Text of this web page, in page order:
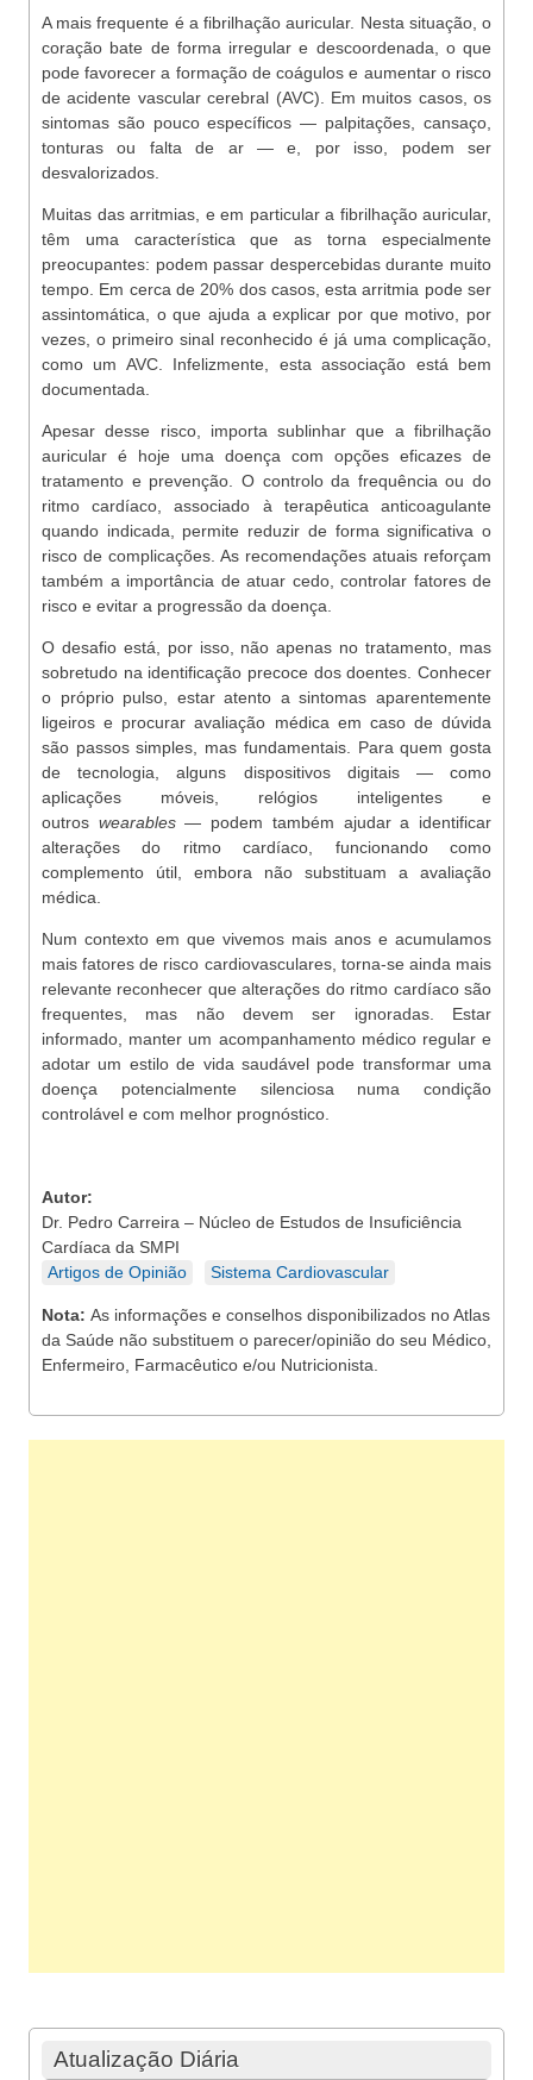
A mais frequente é a fibrilhação auricular. Nesta situação, o
coração bate de forma irregular e descoordenada, o que
pode favorecer a formação de coágulos e aumentar o risco
de acidente vascular cerebral (AVC). Em muitos casos, os
sintomas são pouco específicos — palpitações, cansaço,
tonturas ou falta de ar — e, por isso, podem ser
desvalorizados.
Muitas das arritmias, e em particular a fibrilhação auricular,
têm uma característica que as torna especialmente
preocupantes: podem passar despercebidas durante muito
tempo. Em cerca de 20% dos casos, esta arritmia pode ser
assintomática, o que ajuda a explicar por que motivo, por
vezes, o primeiro sinal reconhecido é já uma complicação,
como um AVC. Infelizmente, esta associação está bem
documentada.
Apesar desse risco, importa sublinhar que a fibrilhação
auricular é hoje uma doença com opções eficazes de
tratamento e prevenção. O controlo da frequência ou do
ritmo cardíaco, associado à terapêutica anticoagulante
quando indicada, permite reduzir de forma significativa o
risco de complicações. As recomendações atuais reforçam
também a importância de atuar cedo, controlar fatores de
risco e evitar a progressão da doença.
O desafio está, por isso, não apenas no tratamento, mas
sobretudo na identificação precoce dos doentes. Conhecer
o próprio pulso, estar atento a sintomas aparentemente
ligeiros e procurar avaliação médica em caso de dúvida
são passos simples, mas fundamentais. Para quem gosta
de tecnologia, alguns dispositivos digitais — como
aplicações móveis, relógios inteligentes e
outros wearables— podem também ajudar a identificar
alterações do ritmo cardíaco, funcionando como
complemento útil, embora não substituam a avaliação
médica.
Num contexto em que vivemos mais anos e acumulamos
mais fatores de risco cardiovasculares, torna-se ainda mais
relevante reconhecer que alterações do ritmo cardíaco são
frequentes, mas não devem ser ignoradas. Estar
informado, manter um acompanhamento médico regular e
adotar um estilo de vida saudável pode transformar uma
doença potencialmente silenciosa numa condição
controlável e com melhor prognóstico.
Autor:
Dr. Pedro Carreira – Núcleo de Estudos de Insuficiência
Cardíaca da SMPI
Artigos de Opinião
Sistema Cardiovascular
Nota: As informações e conselhos disponibilizados no Atlas
da Saúde não substituem o parecer/opinião do seu Médico,
Enfermeiro, Farmacêutico e/ou Nutricionista.
Atualização Diária